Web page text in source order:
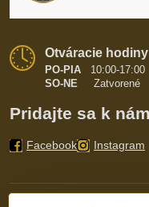
Otváracie hodiny
PO-PIA
10:00-17:00
SO-NE Zatvorené
Pridajte sa k
Facebook Instagram